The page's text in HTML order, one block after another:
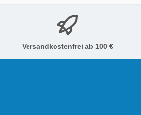
Versandkostenfrei ab 100 €